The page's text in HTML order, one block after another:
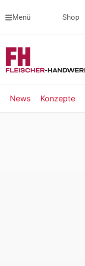
Menü Shop
News Konzepte